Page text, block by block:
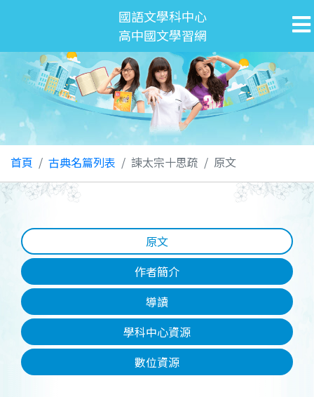
國語文學科中心
高中國文學習網
首頁 古典名篇列表 諫太宗十思疏 原文
原文
作者簡介
導讀
學科中心資源
數位資源